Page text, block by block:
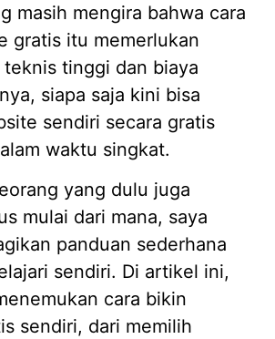
masih mengira bahwa cara
gratis itu memerlukan
teknis tinggi dan biaya
siapa saja kini bisa
sendiri secara gratis
waktu singkat.
yang dulu juga
mulai dari mana, saya
panduan sederhana
sendiri. Di artikel ini,
cara bikin
sendiri, dari memilih